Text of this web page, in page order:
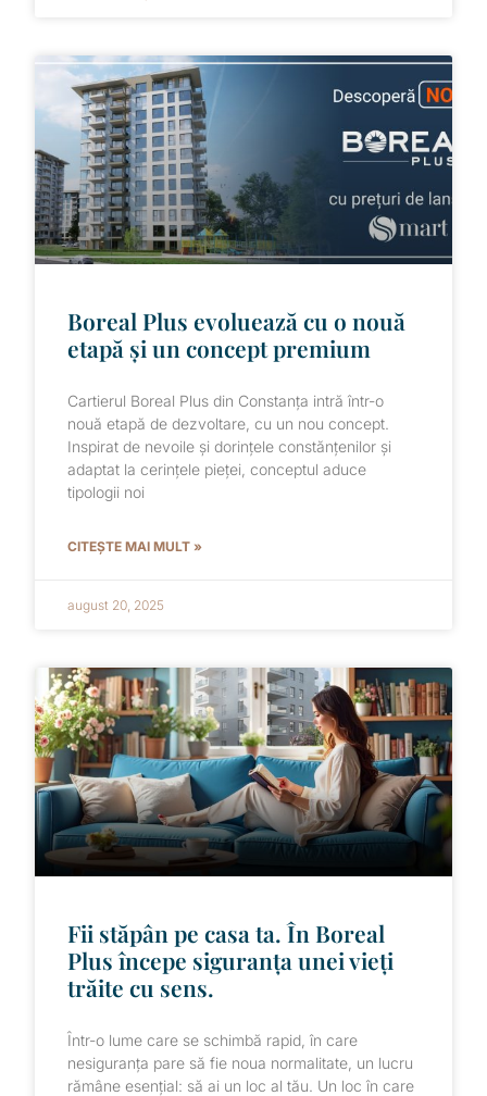
Boreal Plus evoluează cu o nouă
etapă și un concept premium
Cartierul Boreal Plus din Constanța intră într-o
nouă etapă de dezvoltare, cu un nou concept.
Inspirat de nevoile și dorințele constănțenilor și
adaptat la cerințele pieței, conceptul aduce
tipologii noi
CITEȘTE MAI MULT »
august 20, 2025
Fii stăpân pe casa ta. În Boreal
Plus începe siguranța unei vieți
trăite cu sens.
Într-o lume care se schimbă rapid, în care
nesiguranța pare să fie noua normalitate, un lucru
rămâne esențial: să ai un loc al tău. Un loc în care